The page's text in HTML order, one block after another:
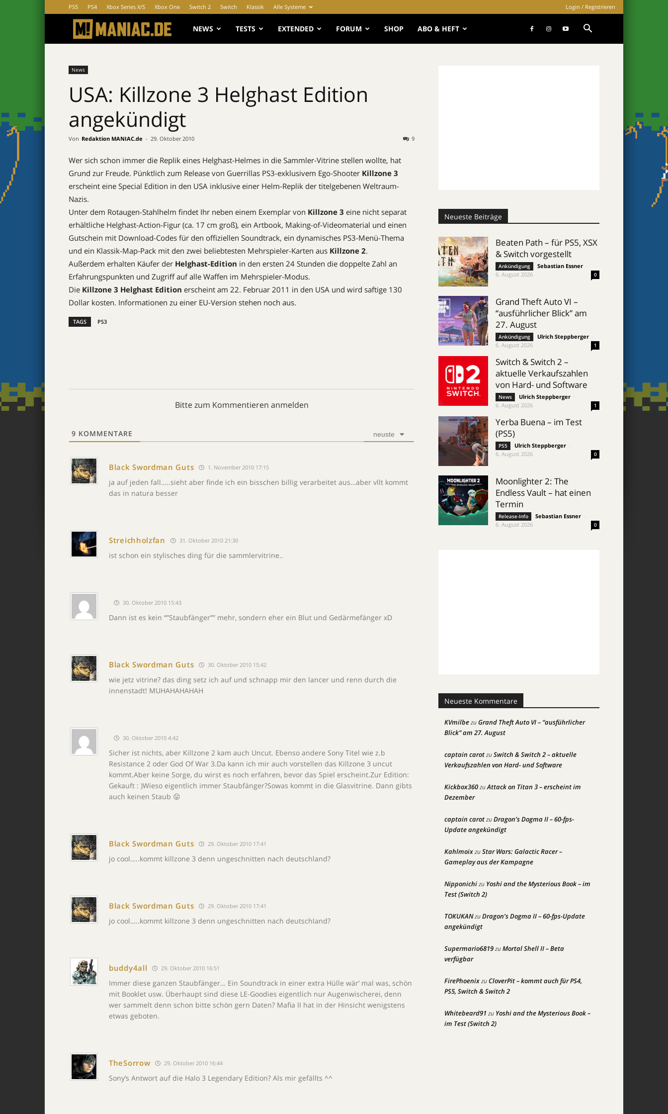
PS5 PS4 Xbox Series X/S Xbox One Switch 2 Switch Klassik Alle Systeme Login / Registrieren
MANIAC.de
NEWS TESTS EXTENDED FORUM SHOP ABO & HEFT
News
USA: Killzone 3 Helghast Edition
angekündigt
Von Redaktion MANIAC.de - 29. Oktober 2010 9
Wer sich schon immer die Replik eines Helghast-Helmes in die Sammler-Vitrine stellen wollte, hat
Grund zur Freude. Pünktlich zum Release von Guerrillas PS3-exklusivem Ego-Shooter Killzone 3
erscheint eine Special Edition in den USA inklusive einer Helm-Replik der titelgebenen Weltraum-
Nazis.
Unter dem Rotaugen-Stahlhelm findet Ihr neben einem Exemplar von Killzone 3 eine nicht separat
erhältliche Helghast-Action-Figur (ca. 17 cm groß), ein Artbook, Making-of-Videomaterial und einen
Gutschein mit Download-Codes für den offiziellen Soundtrack, ein dynamisches PS3-Menü-Thema
und ein Klassik-Map-Pack mit den zwei beliebtesten Mehrspieler-Karten aus Killzone 2.
Außerdem erhalten Käufer der Helghast-Edition in den ersten 24 Stunden die doppelte Zahl an
Erfahrungspunkten und Zugriff auf alle Waffen im Mehrspieler-Modus.
Die Killzone 3 Helghast Edition erscheint am 22. Februar 2011 in den USA und wird saftige 130
Dollar kosten. Informationen zu einer EU-Version stehen noch aus.
TAGS PS3
Bitte zum Kommentieren anmelden
9 KOMMENTARE neuste
Black Swordman Guts 1. November 2010 17:15
ja auf jeden fall…..sieht aber finde ich ein bisschen billig verarbeitet aus…aber vllt kommt
das in natura besser
Streichholzfan 31. Oktober 2010 21:30
ist schon ein stylisches ding für die sammlervitrine..
30. Oktober 2010 15:43
Dann ist es kein “”Staubfänger”” mehr, sondern eher ein Blut und Gedärmefänger xD
Black Swordman Guts 30. Oktober 2010 15:42
wie jetz vitrine? das ding setz ich auf und schnapp mir den lancer und renn durch die
innenstadt! MUHAHAHAHAH
30. Oktober 2010 4:42
Sicher ist nichts, aber Killzone 2 kam auch Uncut. Ebenso andere Sony Titel wie z.b
Resistance 2 oder God Of War 3.Da kann ich mir auch vorstellen das Killzone 3 uncut
kommt.Aber keine Sorge, du wirst es noch erfahren, bevor das Spiel erscheint.Zur Edition:
Gekauft : )Wieso eigentlich immer Staubfänger?Sowas kommt in die Glasvitrine. Dann gibts
auch keinen Staub 😛
Black Swordman Guts 29. Oktober 2010 17:41
jo cool…..kommt killzone 3 denn ungeschnitten nach deutschland?
Black Swordman Guts 29. Oktober 2010 17:41
jo cool…..kommt killzone 3 denn ungeschnitten nach deutschland?
buddy4all 29. Oktober 2010 16:51
Immer diese ganzen Staubfänger… Ein Soundtrack in einer extra Hülle wär’ mal was, schön
mit Booklet usw. Überhaupt sind diese LE-Goodies eigentlich nur Augenwischerei, denn
wer sammelt denn schon bitte schön gern Daten? Mafia II hat in der Hinsicht wenigstens
etwas geboten.
TheSorrow 29. Oktober 2010 16:44
Sony’s Antwort auf die Halo 3 Legendary Edition? Als mir gefällts ^^
Neueste Beiträge
Beaten Path – für PS5, XSX
& Switch vorgestellt
Ankündigung Sebastian Essner
6. August 2026
0
Grand Theft Auto VI –
“ausführlicher Blick” am
27. August
Ankündigung Ulrich Steppberger
6. August 2026
1
Switch & Switch 2 –
aktuelle Verkaufszahlen
von Hard- und Software
News Ulrich Steppberger
6. August 2026
1
Yerba Buena – im Test
(PS5)
PS5 Ulrich Steppberger
6. August 2026
0
Moonlighter 2: The
Endless Vault – hat einen
Termin
Release-Info Sebastian Essner
6. August 2026
0
Neueste Kommentare
KVmilbezuGrand Theft Auto VI – “ausführlicher
Blick” am 27. August
captain carotzuSwitch & Switch 2 – aktuelle
Verkaufszahlen von Hard- und Software
Kickbox360zuAttack on Titan 3 – erscheint im
Dezember
captain carotzuDragon’s Dogma II – 60-fps-
Update angekündigt
KahlmoixzuStar Wars: Galactic Racer –
Gameplay aus der Kampagne
Nipponichizu Yoshi and the Mysterious Book – im
Test (Switch 2)
TOKUKANzuDragon’s Dogma II – 60-fps-Update
angekündigt
Supermario6819zuMortal Shell II – Beta
verfügbar
FirePhoenixzuCloverPit – kommt auch für PS4,
PS5, Switch & Switch 2
Whitebeard91 zu Yoshi and the Mysterious Book –
im Test (Switch 2)